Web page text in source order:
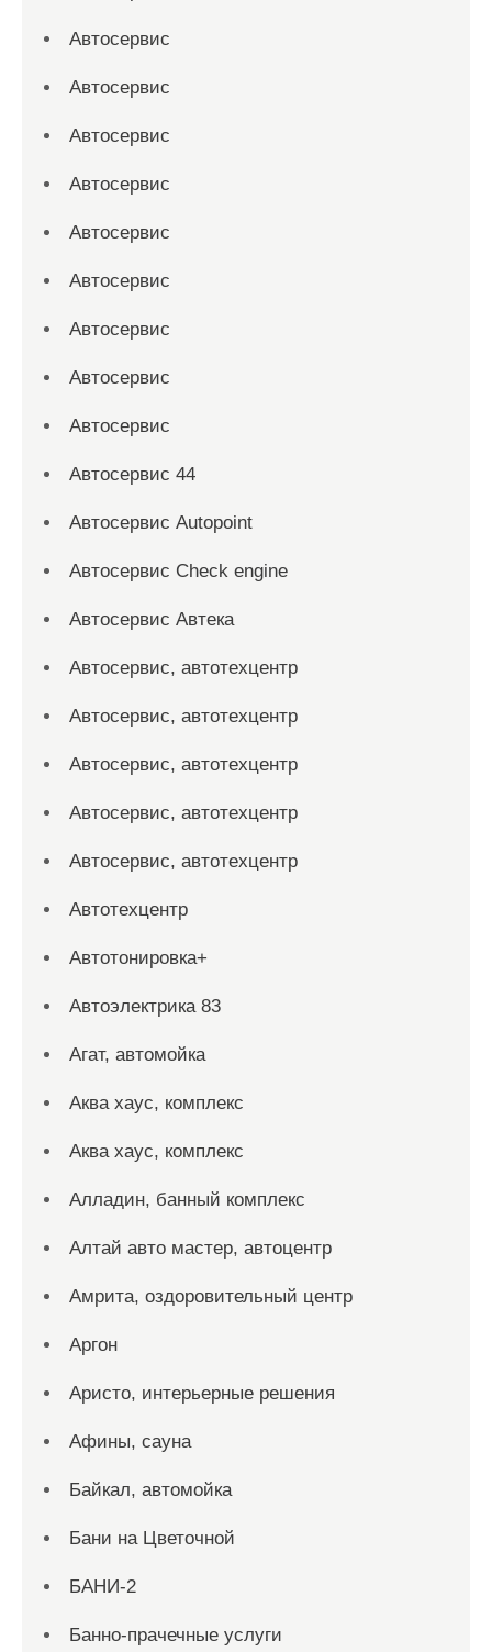
Автосервис
Автосервис
Автосервис
Автосервис
Автосервис
Автосервис
Автосервис
Автосервис
Автосервис
Автосервис 44
Автосервис Autopoint
Автосервис Check engine
Автосервис Автека
Автосервис, автотехцентр
Автосервис, автотехцентр
Автосервис, автотехцентр
Автосервис, автотехцентр
Автосервис, автотехцентр
Автотехцентр
Автотонировка+
Автоэлектрика 83
Агат, автомойка
Аква хаус, комплекс
Аква хаус, комплекс
Алладин, банный комплекс
Алтай авто мастер, автоцентр
Амрита, оздоровительный центр
Аргон
Аристо, интерьерные решения
Афины, сауна
Байкал, автомойка
Бани на Цветочной
БАНИ-2
Банно-прачечные услуги